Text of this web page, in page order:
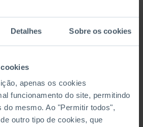
Detalhes Sobre os cookies
apenas os cookies
funcionamento do site, permitindo
do mesmo. Ao "Permitir todos",
outro tipo de cookies, que